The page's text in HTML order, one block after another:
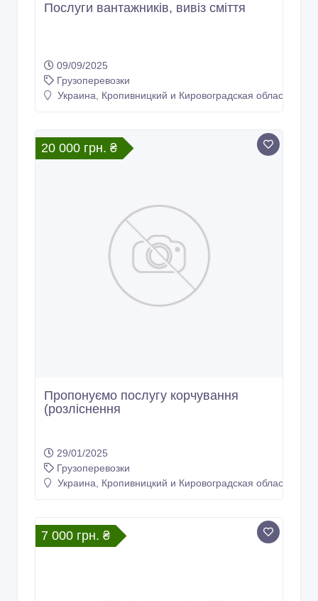
Послуги вантажників, вивіз сміття
09/09/2025
Грузоперевозки
Украина, Кропивницкий и Кировоградская область
20 000 грн. ₴
Пропонуємо послугу корчування
(розліснення
29/01/2025
Грузоперевозки
Украина, Кропивницкий и Кировоградская область
7 000 грн. ₴